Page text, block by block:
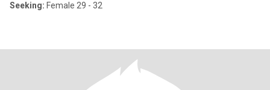
Seeking: Female 29 - 32